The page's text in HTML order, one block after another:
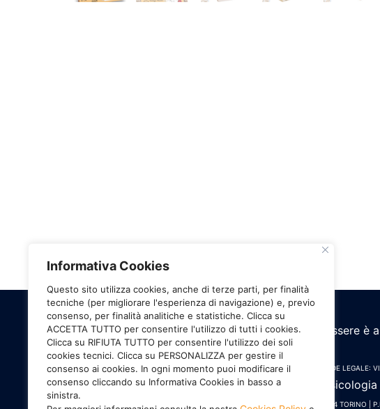
Informativa Cookies
Questo sito utilizza cookies, anche di terze parti, per finalità
tecniche (per migliorare l'esperienza di navigazione) e, previo
consenso, per finalità analitiche e statistiche. Clicca su
ACCETTA TUTTO per consentire l'utilizzo di tutti i cookies.
Clicca su RIFIUTA TUTTO per consentire l'utilizzo dei soli
cookies tecnici. Clicca su PERSONALIZZA per gestire il
consenso ai cookies. In ogni momento puoi modificare il
consenso cliccando su Informativa Cookies in basso a
sinistra.
Il calendario di Psicologia Alimentare e Benessere
SEDE LEGALE:
Il calendario di Psicologia
SEDE OPERATIVA E LEGALE: VIA LIVORNO, 60 - 10144 TORINO |